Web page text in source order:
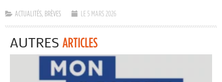
ACTUALITÉS, BRÈVES LE 5 MARS 2026
AUTRES ARTICLES